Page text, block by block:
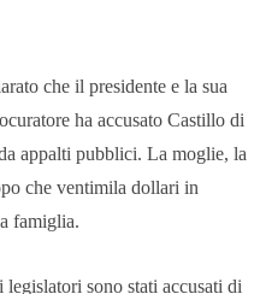
che il presidente e la sua
ha accusato Castillo di
appalti pubblici. La moglie, la
che ventimila dollari in
famiglia.
sono stati accusati di